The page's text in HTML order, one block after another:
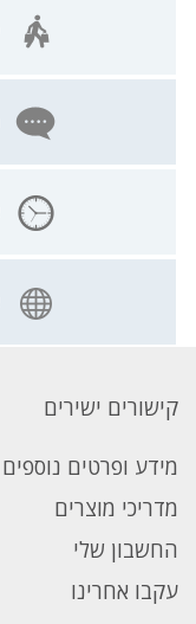
קישורים ישירים
מידע ופרטים נוספים
מדריכי מוצרים
החשבון שלי
עקבו אחרינו